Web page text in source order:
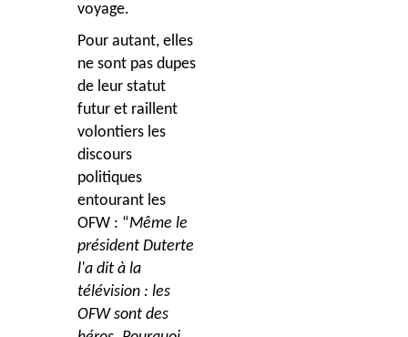
voyage.
Pour autant, elles
ne sont pas dupes
de leur statut
futur et raillent
volontiers les
discours
politiques
entourant les
OFW : “Même le
président Duterte
l'a dit à la
télévision : les
OFW sont des